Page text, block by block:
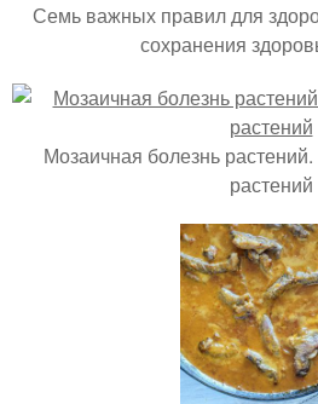
Семь важных правил для
сохранения
Мозаичная болезнь
растений